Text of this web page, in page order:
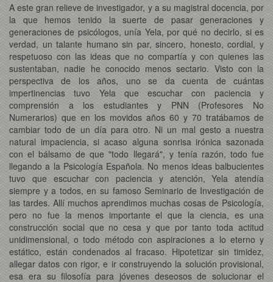
A este gran relieve de investigador, y a su magistral docencia, por
la que hemos tenido la suerte de pasar generaciones y
generaciones de psicólogos, unía Yela, por qué no decirlo, si es
verdad, un talante humano sin par, sincero, honesto, cordial, y
respetuoso con las ideas que no compartía y con quienes las
sustentaban, nadie he conocido menos sectario. Visto con la
perspectiva de los años, uno se da cuenta de cuántas
impertinencias tuvo Yela que escuchar con paciencia y
comprensión a los estudiantes y PNN (Profesores No
Numerarios) que en los movidos años 60 y 70 tratábamos de
cambiar todo de un día para otro. Ni un mal gesto a nuestra
natural impaciencia, si acaso alguna sonrisa irónica sazonada
con el bálsamo de que "todo llegará", y tenía razón, todo fue
llegando a la Psicología Española. No menos ideas balbucientes
tuvo que escuchar con paciencia y atención, Yela atendía
siempre y a todos, en su famoso Seminario de Investigación de
las tardes. Allí muchos aprendimos muchas cosas de Psicología,
pero no fue la menos importante el que la ciencia, es una
construcción social que no cesa y que por tanto toda actitud
unidimensional, o todo método con aspiraciones a lo eterno y
estático, están condenados al fracaso. Hipotetizar sin timidez,
allegar datos con rigor, e ir construyendo la solución provisional,
esa era su filosofía para jóvenes deseosos de solucionar el